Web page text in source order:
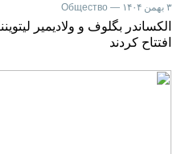
۳ بهمن ۱۴۰۴ — Общество
الکساندر بگلوف و ولادیمیر
افتتاح کردند